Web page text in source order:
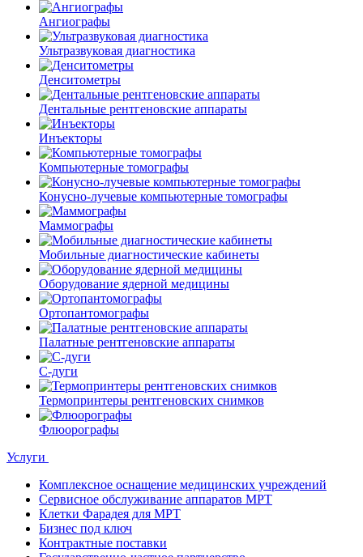
Ангиографы
Ультразвуковая диагностика
Денситометры
Дентальные рентгеновские аппараты
Инъекторы
Компьютерные томографы
Конусно-лучевые компьютерные томографы
Маммографы
Мобильные диагностические кабинеты
Оборудование ядерной медицины
Ортопантомографы
Палатные рентгеновские аппараты
С-дуги
Термопринтеры рентгеновских снимков
Флюорографы
Услуги
Комплексное оснащение медицинских учреждений
Сервисное обслуживание аппаратов МРТ
Клетки Фарадея для МРТ
Бизнес под ключ
Контрактные поставки